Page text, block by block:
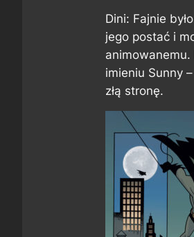
Dini: Fajnie
jego postać i
imieniu Sunny
złą stronę.